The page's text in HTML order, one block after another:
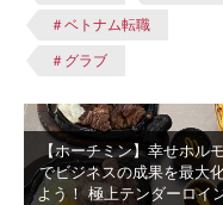
＃ベトナム転職
＃グラブ
【ホーチミン】幸せホル
でビジネスの成果を最大
よう！ 極上テンダーロイ